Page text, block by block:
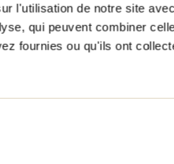
l'utilisation de notre site
qui peuvent combiner
fournies ou qu'ils ont